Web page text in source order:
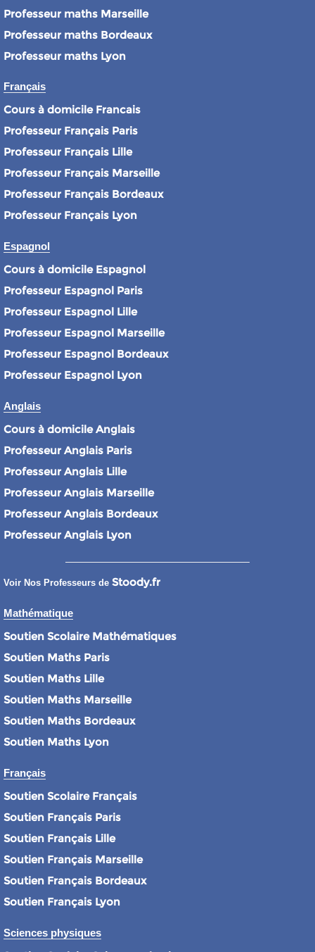
Professeur maths Marseille
Professeur maths Bordeaux
Professeur maths Lyon
Français
Cours à domicile Francais
Professeur Français Paris
Professeur Français Lille
Professeur Français Marseille
Professeur Français Bordeaux
Professeur Français Lyon
Espagnol
Cours à domicile Espagnol
Professeur Espagnol Paris
Professeur Espagnol Lille
Professeur Espagnol Marseille
Professeur Espagnol Bordeaux
Professeur Espagnol Lyon
Anglais
Cours à domicile Anglais
Professeur Anglais Paris
Professeur Anglais Lille
Professeur Anglais Marseille
Professeur Anglais Bordeaux
Professeur Anglais Lyon
Voir Nos Professeurs de Stoody.fr
Mathématique
Soutien Scolaire Mathématiques
Soutien Maths Paris
Soutien Maths Lille
Soutien Maths Marseille
Soutien Maths Bordeaux
Soutien Maths Lyon
Français
Soutien Scolaire Français
Soutien Français Paris
Soutien Français Lille
Soutien Français Marseille
Soutien Français Bordeaux
Soutien Français Lyon
Sciences physiques